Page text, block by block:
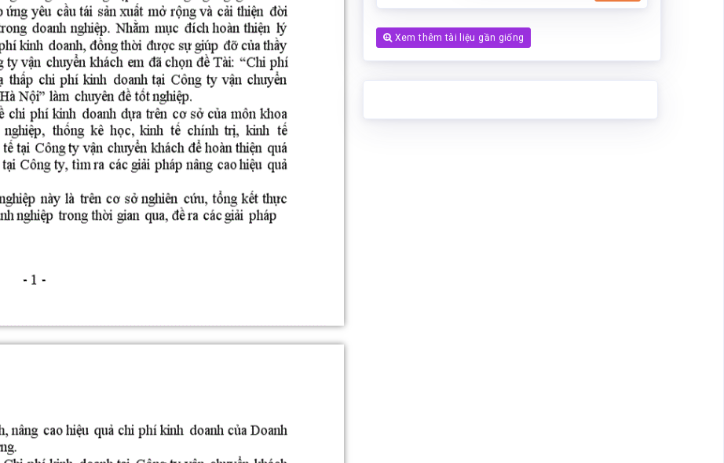
Xem thêm tài liệu gần giống